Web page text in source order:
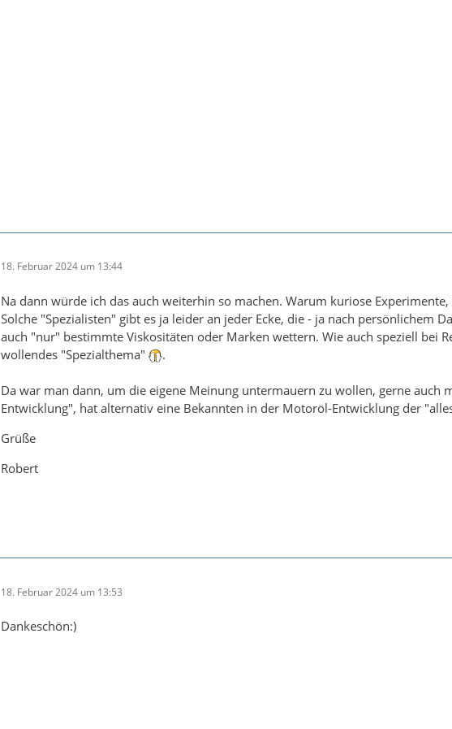
18. Februar 2024 um 13:44
Na dann würde ich das auch weiterhin so machen. Warum kuriose
Solche "Spezialisten" gibt es ja leider an jeder Ecke, die - ja nach persönlichem
auch "nur" bestimmte Viskositäten oder Marken wettern. Wie auch speziell bei
wollendes "Spezialthema"
.
Da war man dann, um die eigene Meinung untermauern zu wollen, gerne auch
Entwicklung", hat alternativ eine Bekannten in der Motoröl-Entwicklung der
Grüße
Robert
18. Februar 2024 um 13:53
Dankeschön:)